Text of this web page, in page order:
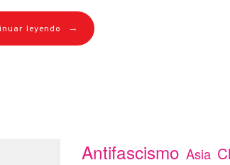
leyendo →
Antifascismo Asia